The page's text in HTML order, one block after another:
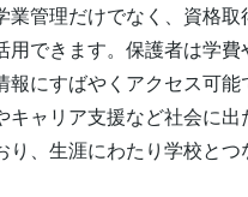
業管理だけでなく、資格取
用できます。保護者は学費
報にすばやくアクセス可能
キャリア支援など社会に出
り、生涯にわたり学校とつ